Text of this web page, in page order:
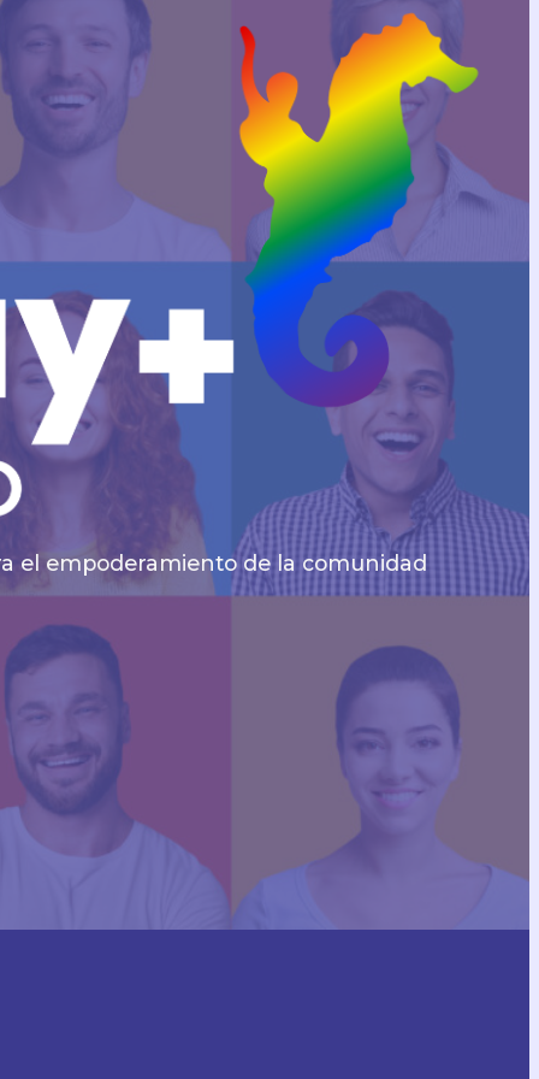
el empoderamiento de la comunidad